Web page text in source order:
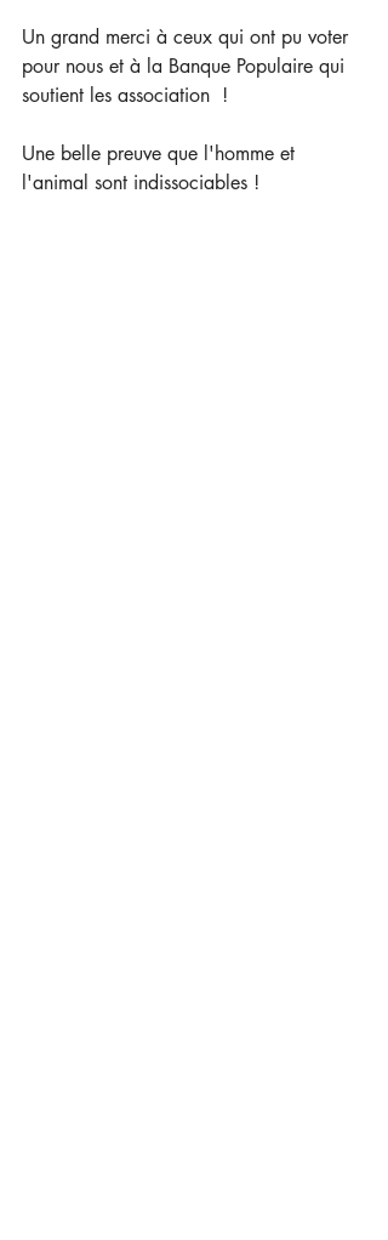
Un grand merci à ceux qui ont pu voter
pour nous et à la Banque Populaire qui
soutient les association  !
Une belle preuve que l'homme et
l'animal sont indissociables !